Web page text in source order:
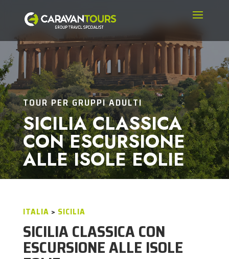
TOUR PER GRUPPI ADULTI
SICILIA CLASSICA
CON ESCURSIONE
ALLE ISOLE EOLIE
ITALIA > SICILIA
SICILIA CLASSICA CON
ESCURSIONE ALLE ISOLE